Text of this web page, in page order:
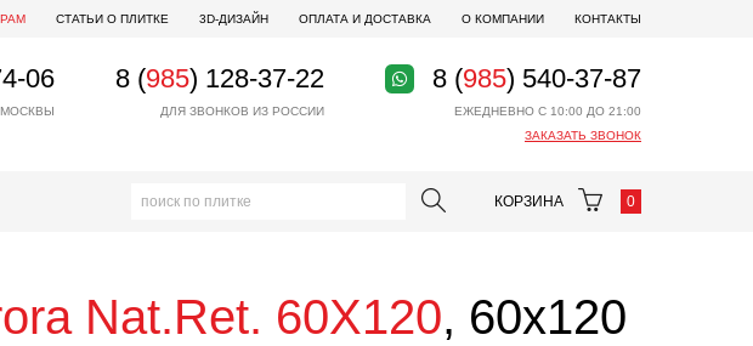
СТАТЬИ О ПЛИТКЕ 3D-ДИЗАЙН ОПЛАТА И ДОСТАВКА О КОМПАНИИ КОНТАКТЫ
06
МОСКВЫ
8 (985) 128-37-22
ДЛЯ ЗВОНКОВ ИЗ РОССИИ
8 (985) 540-37-87
ЕЖЕДНЕВНО С 10:00 ДО 21:00
ЗАКАЗАТЬ ЗВОНОК
КОРЗИНА 0
Nat.Ret. 60X120, 60x120